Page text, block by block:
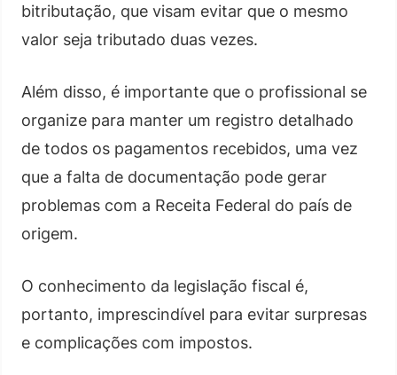
bitributação, que visam evitar que o mesmo
valor seja tributado duas vezes.
Além disso, é importante que o profissional se
organize para manter um registro detalhado
de todos os pagamentos recebidos, uma vez
que a falta de documentação pode gerar
problemas com a Receita Federal do país de
origem.
O conhecimento da legislação fiscal é,
portanto, imprescindível para evitar surpresas
e complicações com impostos.